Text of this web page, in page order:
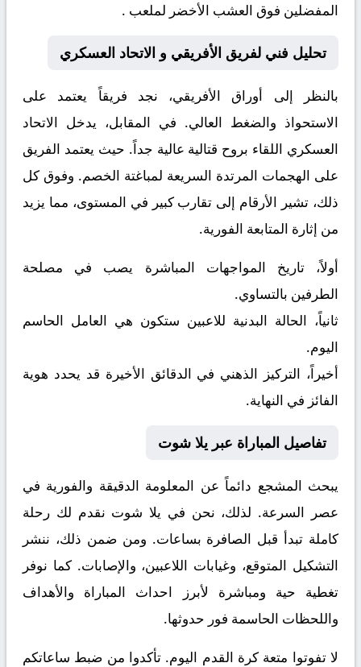
المفضلين فوق العشب الأخضر لملعب .
تحليل فني لفريق الأفريقي و الاتحاد العسكري
بالنظر إلى أوراق الأفريقي، نجد فريقاً يعتمد على
الاستحواذ والضغط العالي. في المقابل، يدخل الاتحاد
العسكري اللقاء بروح قتالية عالية جداً. حيث يعتمد الفريق
على الهجمات المرتدة السريعة لمباغتة الخصم. وفوق كل
ذلك، تشير الأرقام إلى تقارب كبير في المستوى، مما يزيد
من إثارة المتابعة الفورية.
أولاً، تاريخ المواجهات المباشرة يصب في مصلحة
الطرفين بالتساوي.
ثانياً، الحالة البدنية للاعبين ستكون هي العامل الحاسم
اليوم.
أخيراً، التركيز الذهني في الدقائق الأخيرة قد يحدد هوية
الفائز في النهاية.
تفاصيل المباراة عبر يلا شوت
يبحث المشجع دائماً عن المعلومة الدقيقة والفورية في
عصر السرعة. لذلك، نحن في يلا شوت نقدم لك رحلة
كاملة تبدأ قبل الصافرة بساعات. ومن ضمن ذلك، ننشر
التشكيل المتوقع، وغيابات اللاعبين، والإصابات. كما نوفر
تغطية حية ومباشرة لأبرز احداث المباراة والأهداف
واللحظات الحاسمة فور حدوثها.
لا تفوتوا متعة كرة القدم اليوم. تأكدوا من ضبط ساعاتكم